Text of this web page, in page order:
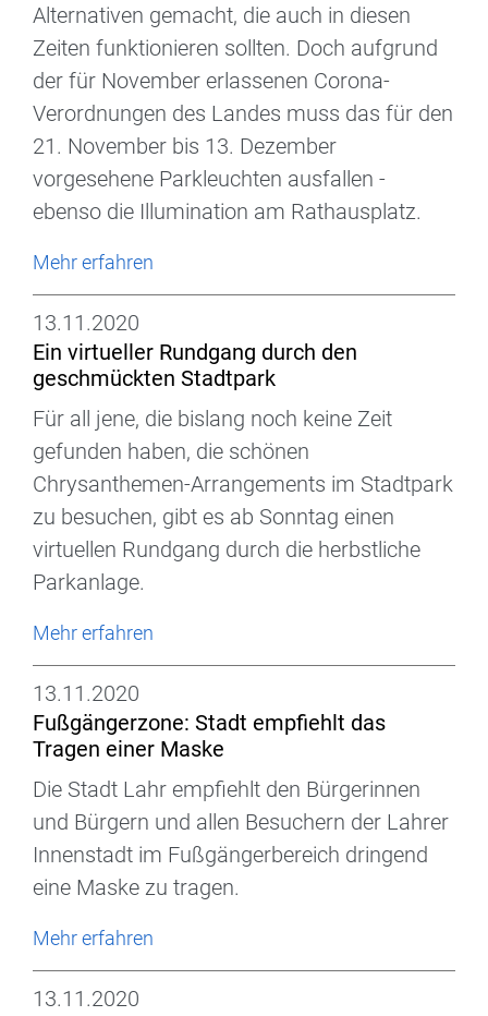
Alternativen gemacht, die auch in diesen
Zeiten funktionieren sollten. Doch aufgrund
der für November erlassenen Corona-
Verordnungen des Landes muss das für den
21. November bis 13. Dezember
vorgesehene Parkleuchten ausfallen -
ebenso die Illumination am Rathausplatz.
Mehr erfahren
13.11.2020
Ein virtueller Rundgang durch den
geschmückten Stadtpark
Für all jene, die bislang noch keine Zeit
gefunden haben, die schönen
Chrysanthemen-Arrangements im Stadtpark
zu besuchen, gibt es ab Sonntag einen
virtuellen Rundgang durch die herbstliche
Parkanlage.
Mehr erfahren
13.11.2020
Fußgängerzone: Stadt empfiehlt das
Tragen einer Maske
Die Stadt Lahr empfiehlt den Bürgerinnen
und Bürgern und allen Besuchern der Lahrer
Innenstadt im Fußgängerbereich dringend
eine Maske zu tragen.
Mehr erfahren
13.11.2020